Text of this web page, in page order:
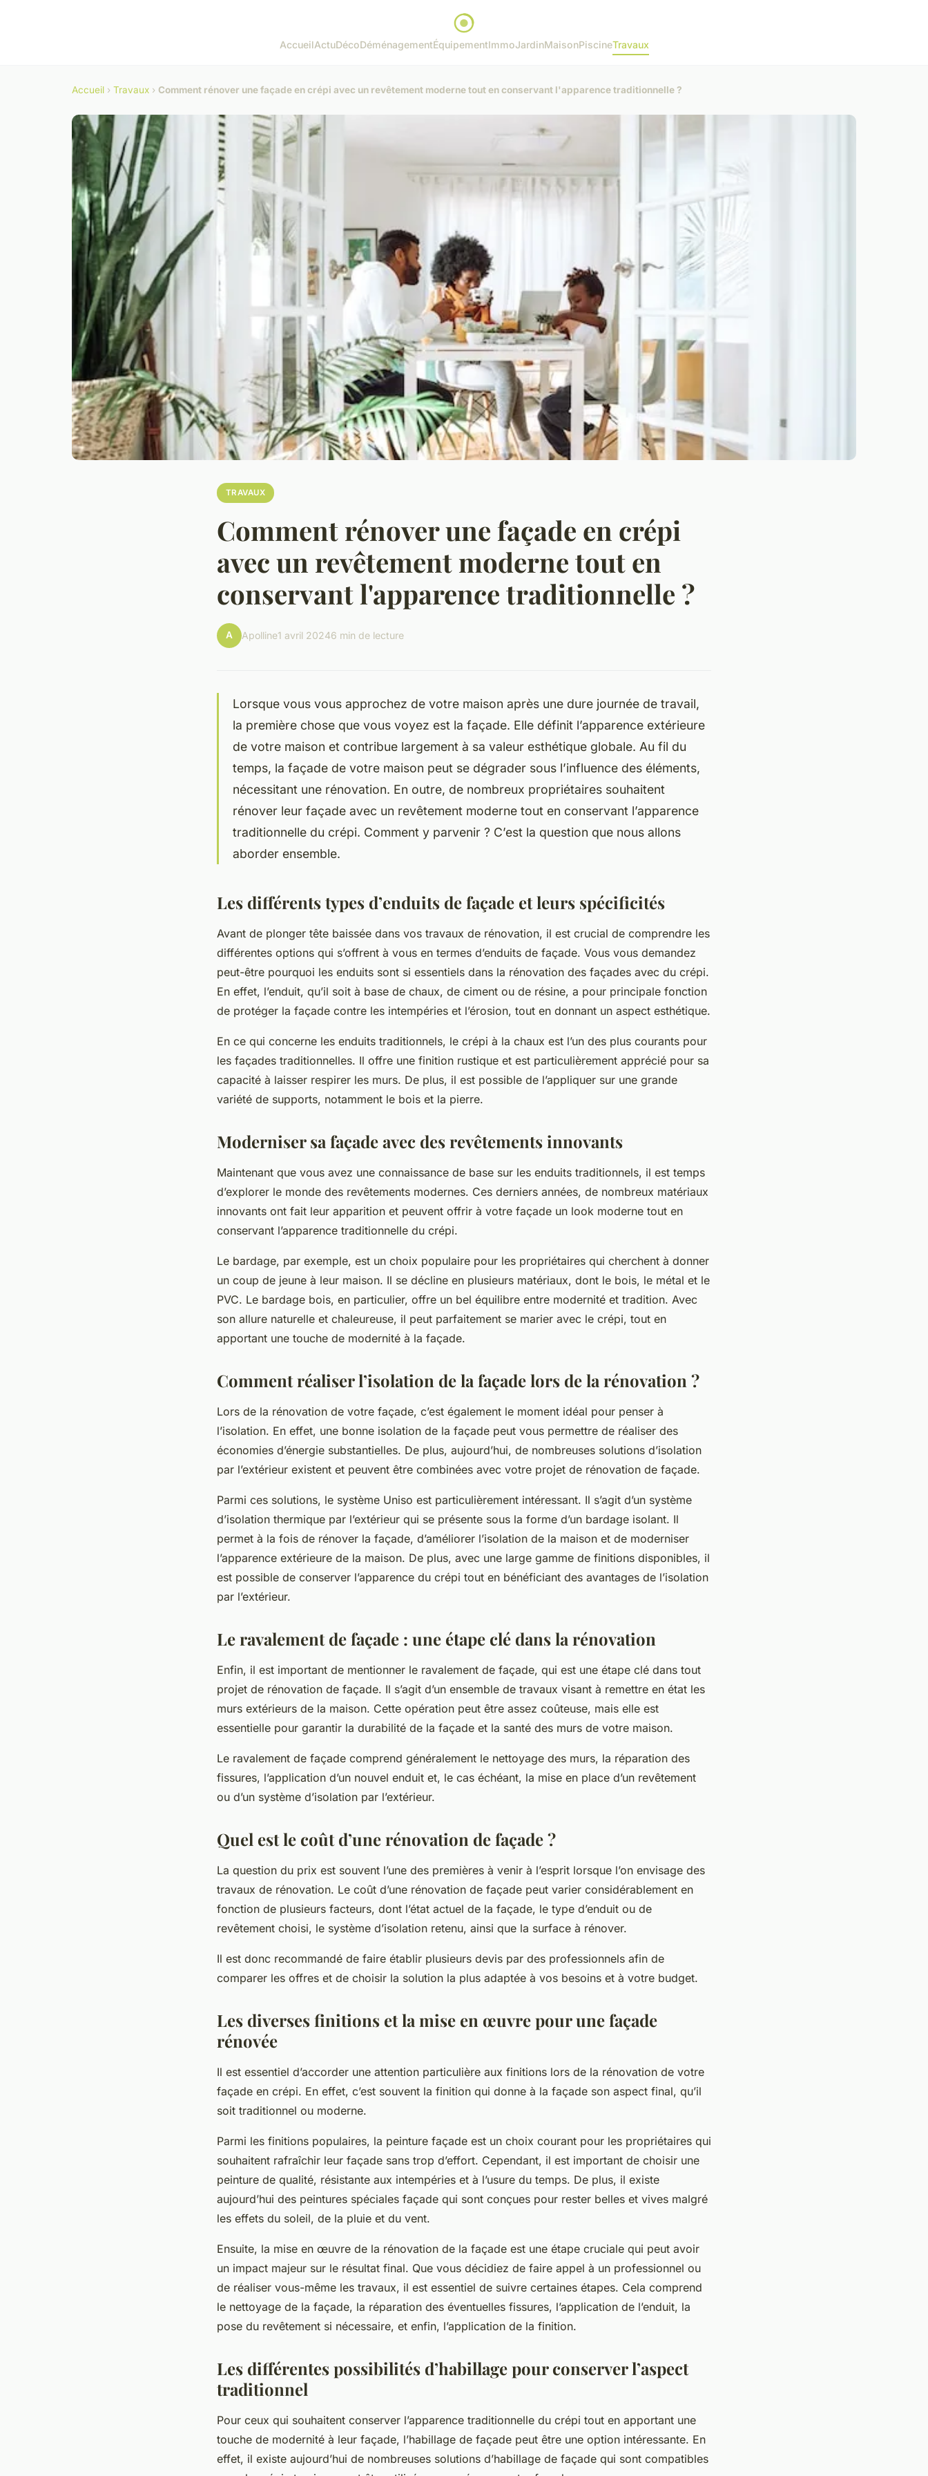
AccueilActuDécoDéménagementÉquipementImmoJardinMaisonPiscineTravaux
Accueil › Travaux › Comment rénover une façade en crépi avec un revêtement moderne tout en conservant l'apparence traditionnelle ?
TRAVAUX
Comment rénover une façade en crépi
avec un revêtement moderne tout en
conservant l'apparence traditionnelle ?
A Apolline1 avril 20246 min de lecture
Lorsque vous vous approchez de votre maison après une dure journée de travail,
la première chose que vous voyez est la façade. Elle définit l’apparence extérieure
de votre maison et contribue largement à sa valeur esthétique globale. Au fil du
temps, la façade de votre maison peut se dégrader sous l’influence des éléments,
nécessitant une rénovation. En outre, de nombreux propriétaires souhaitent
rénover leur façade avec un revêtement moderne tout en conservant l’apparence
traditionnelle du crépi. Comment y parvenir ? C’est la question que nous allons
aborder ensemble.
Les différents types d’enduits de façade et leurs spécificités
Avant de plonger tête baissée dans vos travaux de rénovation, il est crucial de comprendre les
différentes options qui s’offrent à vous en termes d’enduits de façade. Vous vous demandez
peut-être pourquoi les enduits sont si essentiels dans la rénovation des façades avec du crépi.
En effet, l’enduit, qu’il soit à base de chaux, de ciment ou de résine, a pour principale fonction
de protéger la façade contre les intempéries et l’érosion, tout en donnant un aspect esthétique.
En ce qui concerne les enduits traditionnels, le crépi à la chaux est l’un des plus courants pour
les façades traditionnelles. Il offre une finition rustique et est particulièrement apprécié pour sa
capacité à laisser respirer les murs. De plus, il est possible de l’appliquer sur une grande
variété de supports, notamment le bois et la pierre.
Moderniser sa façade avec des revêtements innovants
Maintenant que vous avez une connaissance de base sur les enduits traditionnels, il est temps
d’explorer le monde des revêtements modernes. Ces derniers années, de nombreux matériaux
innovants ont fait leur apparition et peuvent offrir à votre façade un look moderne tout en
conservant l’apparence traditionnelle du crépi.
Le bardage, par exemple, est un choix populaire pour les propriétaires qui cherchent à donner
un coup de jeune à leur maison. Il se décline en plusieurs matériaux, dont le bois, le métal et le
PVC. Le bardage bois, en particulier, offre un bel équilibre entre modernité et tradition. Avec
son allure naturelle et chaleureuse, il peut parfaitement se marier avec le crépi, tout en
apportant une touche de modernité à la façade.
Comment réaliser l’isolation de la façade lors de la rénovation ?
Lors de la rénovation de votre façade, c’est également le moment idéal pour penser à
l’isolation. En effet, une bonne isolation de la façade peut vous permettre de réaliser des
économies d’énergie substantielles. De plus, aujourd’hui, de nombreuses solutions d’isolation
par l’extérieur existent et peuvent être combinées avec votre projet de rénovation de façade.
Parmi ces solutions, le système Uniso est particulièrement intéressant. Il s’agit d’un système
d’isolation thermique par l’extérieur qui se présente sous la forme d’un bardage isolant. Il
permet à la fois de rénover la façade, d’améliorer l’isolation de la maison et de moderniser
l’apparence extérieure de la maison. De plus, avec une large gamme de finitions disponibles, il
est possible de conserver l’apparence du crépi tout en bénéficiant des avantages de l’isolation
par l’extérieur.
Le ravalement de façade : une étape clé dans la rénovation
Enfin, il est important de mentionner le ravalement de façade, qui est une étape clé dans tout
projet de rénovation de façade. Il s’agit d’un ensemble de travaux visant à remettre en état les
murs extérieurs de la maison. Cette opération peut être assez coûteuse, mais elle est
essentielle pour garantir la durabilité de la façade et la santé des murs de votre maison.
Le ravalement de façade comprend généralement le nettoyage des murs, la réparation des
fissures, l’application d’un nouvel enduit et, le cas échéant, la mise en place d’un revêtement
ou d’un système d’isolation par l’extérieur.
Quel est le coût d’une rénovation de façade ?
La question du prix est souvent l’une des premières à venir à l’esprit lorsque l’on envisage des
travaux de rénovation. Le coût d’une rénovation de façade peut varier considérablement en
fonction de plusieurs facteurs, dont l’état actuel de la façade, le type d’enduit ou de
revêtement choisi, le système d’isolation retenu, ainsi que la surface à rénover.
Il est donc recommandé de faire établir plusieurs devis par des professionnels afin de
comparer les offres et de choisir la solution la plus adaptée à vos besoins et à votre budget.
Les diverses finitions et la mise en œuvre pour une façade
rénovée
Il est essentiel d’accorder une attention particulière aux finitions lors de la rénovation de votre
façade en crépi. En effet, c’est souvent la finition qui donne à la façade son aspect final, qu’il
soit traditionnel ou moderne.
Parmi les finitions populaires, la peinture façade est un choix courant pour les propriétaires qui
souhaitent rafraîchir leur façade sans trop d’effort. Cependant, il est important de choisir une
peinture de qualité, résistante aux intempéries et à l’usure du temps. De plus, il existe
aujourd’hui des peintures spéciales façade qui sont conçues pour rester belles et vives malgré
les effets du soleil, de la pluie et du vent.
Ensuite, la mise en œuvre de la rénovation de la façade est une étape cruciale qui peut avoir
un impact majeur sur le résultat final. Que vous décidiez de faire appel à un professionnel ou
de réaliser vous-même les travaux, il est essentiel de suivre certaines étapes. Cela comprend
le nettoyage de la façade, la réparation des éventuelles fissures, l’application de l’enduit, la
pose du revêtement si nécessaire, et enfin, l’application de la finition.
Les différentes possibilités d’habillage pour conserver l’aspect
traditionnel
Pour ceux qui souhaitent conserver l’apparence traditionnelle du crépi tout en apportant une
touche de modernité à leur façade, l’habillage de façade peut être une option intéressante. En
effet, il existe aujourd’hui de nombreuses solutions d’habillage de façade qui sont compatibles